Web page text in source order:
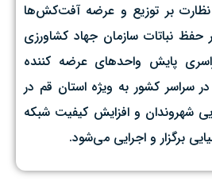
نظارت بر توزیع و عرضه آفت‌کش‌ها
حفظ نباتات سازمان جهاد کشاورزی
پایش واحد‌های عرضه کننده
کشور به ویژه استان قم در
شهروندان و افزایش کیفیت شبکه
برگزار و اجرایی می‌شود.